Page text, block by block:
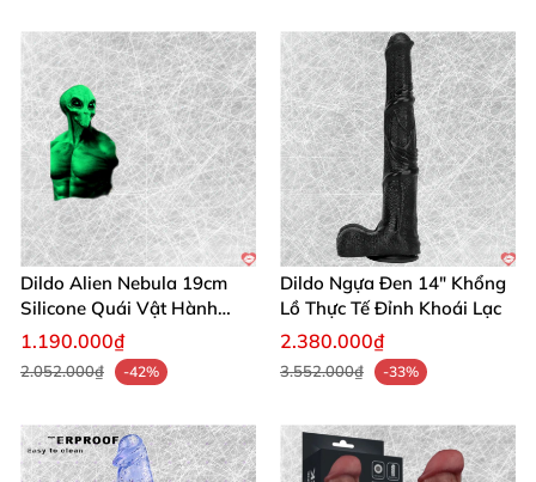
Dildo Alien Nebula 19cm
Silicone Quái Vật Hành
Tinh
1.190.000₫
2.052.000₫ -42%
Dildo Ngựa Đen 14" Khổng
Lồ Thực Tế Đỉnh Khoái Lạc
2.380.000₫
3.552.000₫ -33%